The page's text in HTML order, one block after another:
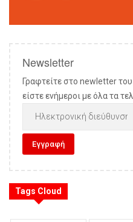
Newsletter
Γραφτείτε στο newletter
είστε ενήμεροι με όλα τα
Tags Cloud